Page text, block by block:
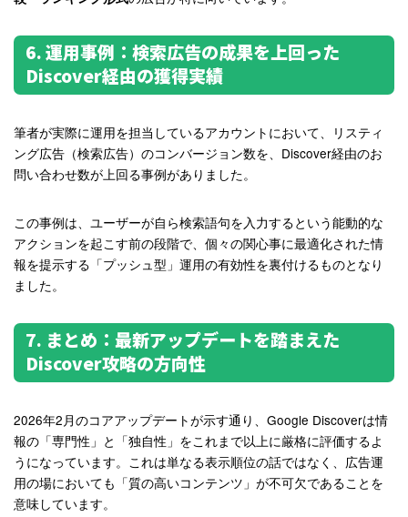
6. 運用事例：検索広告の成果を上回った
Discover経由の獲得実績
筆者が実際に運用を担当しているアカウントにおいて、リスティ
ング広告（検索広告）のコンバージョン数を、Discover経由のお
問い合わせ数が上回る事例がありました。
この事例は、ユーザーが自ら検索語句を入力するという能動的な
アクションを起こす前の段階で、個々の関心事に最適化された情
報を提示する「プッシュ型」運用の有効性を裏付けるものとなり
ました。
7. まとめ：最新アップデートを踏まえた
Discover攻略の方向性
2026年2月のコアアップデートが示す通り、Google Discoverは情
報の「専門性」と「独自性」をこれまで以上に厳格に評価するよ
うになっています。これは単なる表示順位の話ではなく、広告運
用の場においても「質の高いコンテンツ」が不可欠であることを
意味しています。